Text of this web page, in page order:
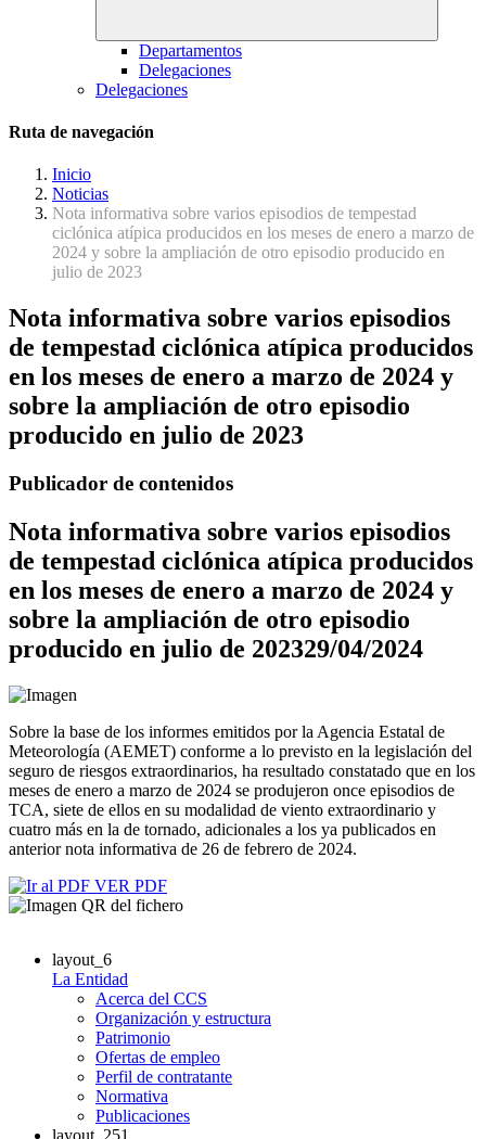
Departamentos
Delegaciones
Delegaciones
Ruta de navegación
Inicio
Noticias
Nota informativa sobre varios episodios de tempestad
ciclónica atípica producidos en los meses de enero a marzo de
2024 y sobre la ampliación de otro episodio producido en
julio de 2023
Nota informativa sobre varios episodios
de tempestad ciclónica atípica producidos
en los meses de enero a marzo de 2024 y
sobre la ampliación de otro episodio
producido en julio de 2023
Publicador de contenidos
Nota informativa sobre varios episodios
de tempestad ciclónica atípica producidos
en los meses de enero a marzo de 2024 y
sobre la ampliación de otro episodio
producido en julio de 202329/04/2024
Sobre la base de los informes emitidos por la Agencia Estatal de
Meteorología (AEMET) conforme a lo previsto en la legislación del
seguro de riesgos extraordinarios, ha resultado constatado que en los
meses de enero a marzo de 2024 se produjeron once episodios de
TCA, siete de ellos en su modalidad de viento extraordinario y
cuatro más en la de tornado, adicionales a los ya publicados en
anterior nota informativa de 26 de febrero de 2024.
VER PDF
layout_6
La Entidad
Acerca del CCS
Organización y estructura
Patrimonio
Ofertas de empleo
Perfil de contratante
Normativa
Publicaciones
layout_251